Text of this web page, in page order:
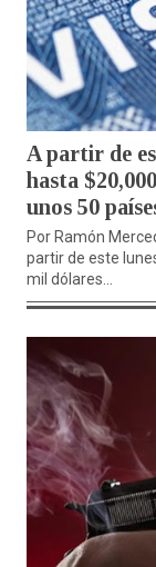
A partir de
hasta
unos 50
Por Ramón
partir de este
mil dólares...